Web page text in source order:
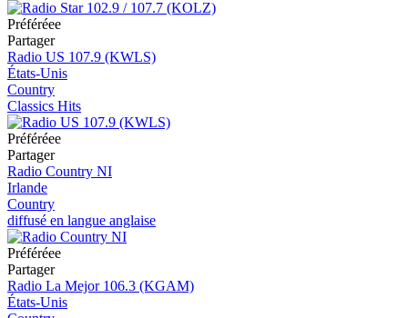
Préféréeе
Partager
Radio US 107.9 (KWLS)
États-Unis
Country
Classics Hits
Préféréeе
Partager
Radio Country NI
Irlande
Country
diffusé en langue anglaise
Préféréeе
Partager
Radio La Mejor 106.3 (KGAM)
États-Unis